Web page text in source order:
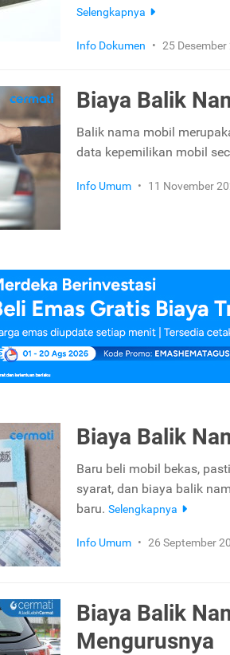
Selengkapnya
Info Dokumen • 25 Desember
Biaya Balik
Balik nama mobil
data kepemilikan mobil
Info Umum • 11 November
Biaya Balik
Baru beli mobil bekas,
syarat, dan biaya balik
baru. Selengkapnya
Info Umum • 26 September
Biaya Balik
Mengurusnya